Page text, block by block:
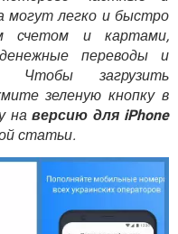
могут легко и быстро
счетом и картами,
переводы и
Чтобы загрузить
зеленую кнопку в
наверсию для iPhone
статьи.